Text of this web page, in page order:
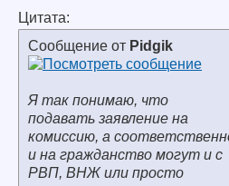
Цитата:
Сообщение от Pidgik
Я так понимаю, что
подавать заявление на
комиссию, а
и на гражданство могут и с
РВП, ВНЖ или просто